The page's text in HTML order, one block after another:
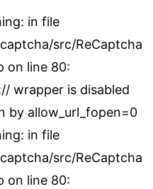
in file
src/ReCaptcha
on line 80:
wrapper is disabled
by allow_url_fopen=0
in file
src/ReCaptcha
on line 80: